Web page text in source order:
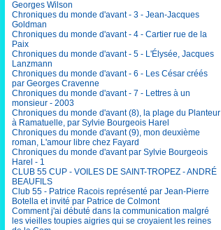
Georges Wilson
Chroniques du monde d'avant - 3 - Jean-Jacques
Goldman
Chroniques du monde d'avant - 4 - Cartier rue de la
Paix
Chroniques du monde d'avant - 5 - L'Élysée, Jacques
Lanzmann
Chroniques du monde d'avant - 6 - Les César créés
par Georges Cravenne
Chroniques du monde d'avant - 7 - Lettres à un
monsieur - 2003
Chroniques du monde d'avant (8), la plage du Planteur
à Ramatuelle, par Sylvie Bourgeois Harel
Chroniques du monde d'avant (9), mon deuxième
roman, L'amour libre chez Fayard
Chroniques du monde d'avant par Sylvie Bourgeois
Harel - 1
CLUB 55 CUP - VOILES DE SAINT-TROPEZ - ANDRÉ
BEAUFILS
Club 55 - Patrice Racois représenté par Jean-Pierre
Botella et invité par Patrice de Colmont
Comment j'ai débuté dans la communication malgré
les vieilles toupies aigries qui se croyaient les reines